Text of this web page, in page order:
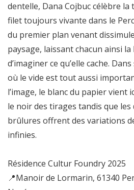
dentelle, Dana Cojbuc célèbre la
filet toujours vivante dans le
du premier plan venant
paysage, laissant chacun ainsi
d’imaginer ce qu’elle cache.
où le vide est tout aussi
l’image, le blanc du papier vient
le noir des tirages tandis que les
brûlures offrent des variations
infinies.
Résidence Cultur Foundry 2025
📍Manoir de Lormarin, 61340